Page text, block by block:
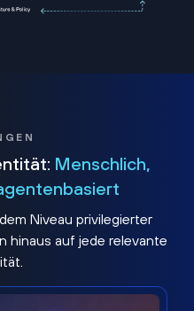
Menschlich,
Niveau privilegierter
hinaus auf jede relevante